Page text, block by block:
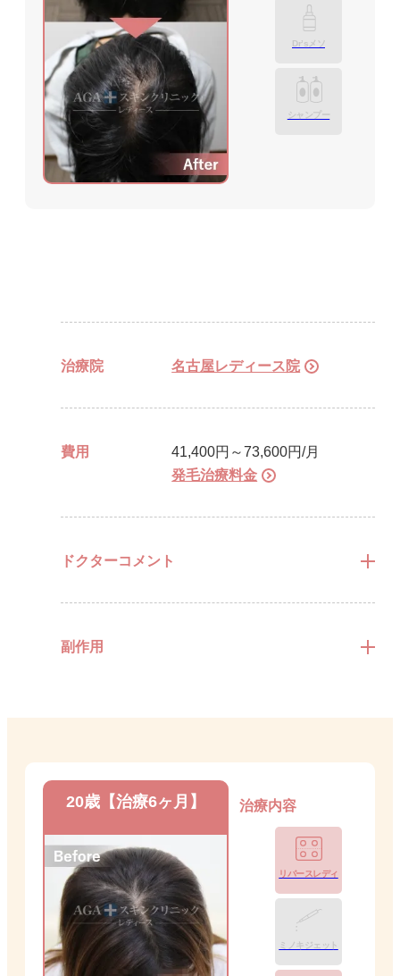
Dr’sメソ
シャンプー
治療院 名古屋レディース院
費用
41,400円～73,600円/月
発毛治療料金
ドクターコメント
副作用
20歳【治療6ヶ月】 治療内容
リバースレディ
ミノキジェット